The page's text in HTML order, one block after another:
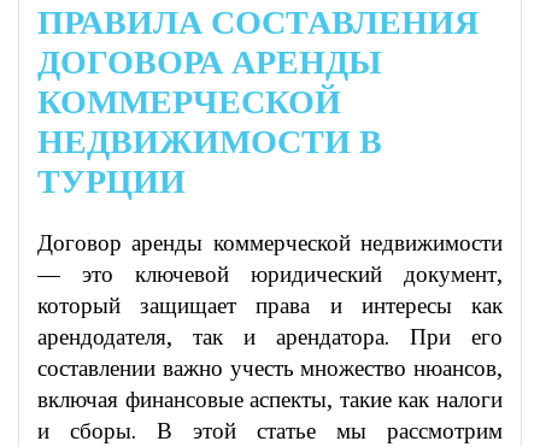
ПРАВИЛА СОСТАВЛЕНИЯ
ДОГОВОРА АРЕНДЫ
КОММЕРЧЕСКОЙ
НЕДВИЖИМОСТИ В
ТУРЦИИ
Договор аренды коммерческой недвижимости
— это ключевой юридический документ,
который защищает права и интересы как
арендодателя, так и арендатора. При его
составлении важно учесть множество нюансов,
включая финансовые аспекты, такие как налоги
и сборы. В этой статье мы рассмотрим